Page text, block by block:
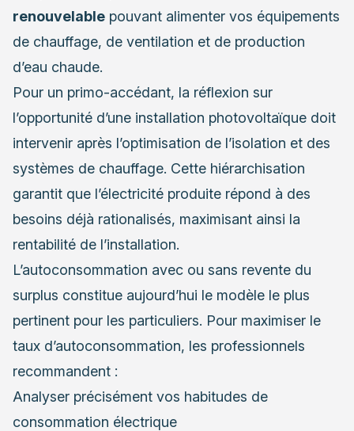
renouvelable pouvant alimenter vos équipements
de chauffage, de ventilation et de production
d’eau chaude.
Pour un primo-accédant, la réflexion sur
l’opportunité d’une installation photovoltaïque doit
intervenir après l’optimisation de l’isolation et des
systèmes de chauffage. Cette hiérarchisation
garantit que l’électricité produite répond à des
besoins déjà rationalisés, maximisant ainsi la
rentabilité de l’installation.
L’autoconsommation avec ou sans revente du
surplus constitue aujourd’hui le modèle le plus
pertinent pour les particuliers. Pour maximiser le
taux d’autoconsommation, les professionnels
recommandent :
Analyser précisément vos habitudes de
consommation électrique